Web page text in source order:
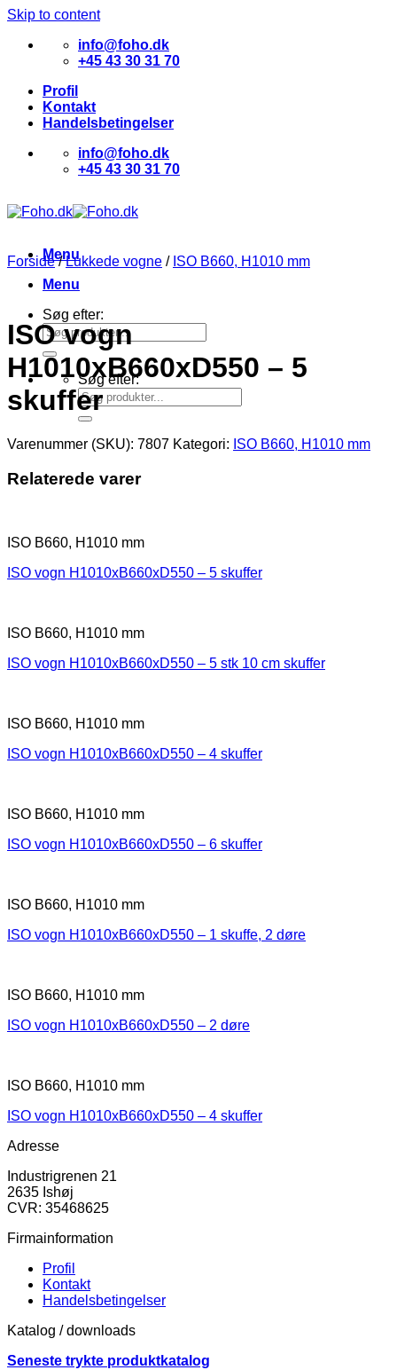
Skip to content
info@foho.dk
+45 43 30 31 70
Profil
Kontakt
Handelsbetingelser
info@foho.dk
+45 43 30 31 70
Menu
Menu
Søg efter:
Søg efter:
Forside / Lukkede vogne / ISO B660, H1010 mm
ISO vogn
H1010xB660xD550 – 5
skuffer
Varenummer (SKU): 7807 Kategori: ISO B660, H1010 mm
Relaterede varer
ISO B660, H1010 mm
ISO vogn H1010xB660xD550 – 5 skuffer
ISO B660, H1010 mm
ISO vogn H1010xB660xD550 – 5 stk 10 cm skuffer
ISO B660, H1010 mm
ISO vogn H1010xB660xD550 – 4 skuffer
ISO B660, H1010 mm
ISO vogn H1010xB660xD550 – 6 skuffer
ISO B660, H1010 mm
ISO vogn H1010xB660xD550 – 1 skuffe, 2 døre
ISO B660, H1010 mm
ISO vogn H1010xB660xD550 – 2 døre
ISO B660, H1010 mm
ISO vogn H1010xB660xD550 – 4 skuffer
Adresse
Industrigrenen 21
2635 Ishøj
CVR: 35468625
Firmainformation
Profil
Kontakt
Handelsbetingelser
Katalog / downloads
Seneste trykte produktkatalog